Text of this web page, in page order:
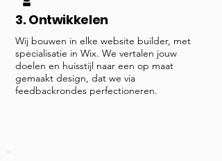
3. Ontwikkelen
Wij bouwen in elke website builder, met
specialisatie in Wix. We vertalen jouw
doelen en huisstijl naar een op maat
gemaakt design, dat we via
feedbackrondes perfectioneren.